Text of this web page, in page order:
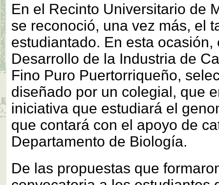
En el Recinto Universitario de
se reconoció, una vez más, el
estudiantado. En esta ocasión,
Desarrollo de la Industria de
Fino Puro Puertorriqueño,
diseñado por un colegial, que
iniciativa que estudiará el
que contará con el apoyo de
Departamento de Biología.
De las propuestas que